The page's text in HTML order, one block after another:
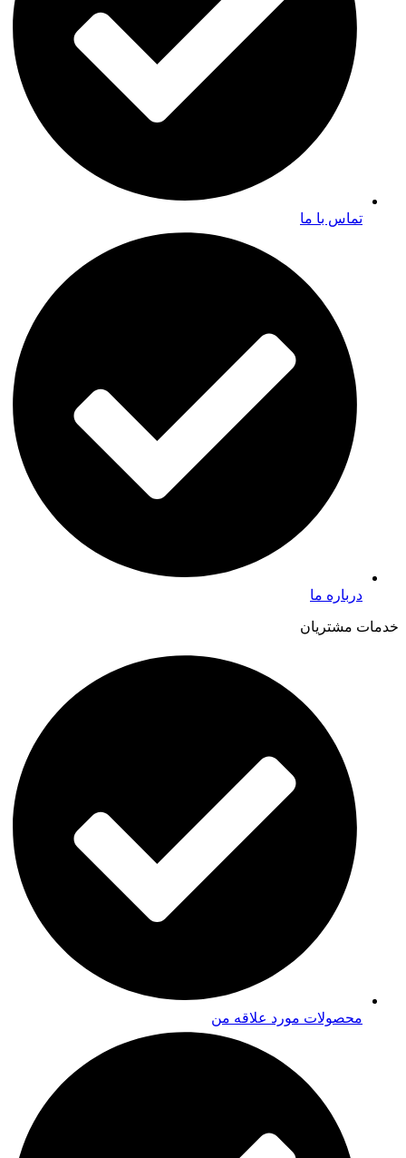
تماس با ما
درباره ما
خدمات مشتریان
محصولات مورد علاقه من